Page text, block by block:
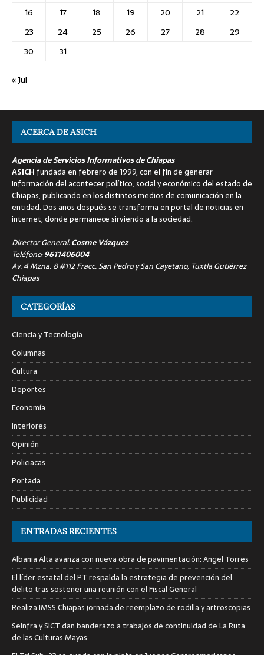
16
17 18 19 20 21
22
23
24 25 26 27 28
29
30
31
« Jul
ACERCA DE ASICH
Agencia de Servicios Informativos de Chiapas
ASICH fundada en febrero de 1999, con el fin de generar
información del acontecer político, social y económico del estado de
Chiapas, publicando en los distintos medios de comunicación en la
entidad. Dos años después se transforma en portal de noticias en
internet, donde permanece sirviendo a la sociedad.
Director General:Cosme Vázquez
Teléfono:9611406004
Av. 4 Mzna. 8 #112 Fracc. San Pedro y San Cayetano, Tuxtla Gutiérrez
Chiapas
CATEGORÍAS
Ciencia y Tecnología
Columnas
Cultura
Deportes
Economía
Interiores
Opinión
Policiacas
Portada
Publicidad
ENTRADAS RECIENTES
Albania Alta avanza con nueva obra de pavimentación: Angel Torres
El líder estatal del PT respalda la estrategia de prevención del
delito tras sostener una reunión con el Fiscal General
Realiza IMSS Chiapas jornada de reemplazo de rodilla y artroscopias
Seinfra y SICT dan banderazo a trabajos de continuidad de La Ruta
de las Culturas Mayas